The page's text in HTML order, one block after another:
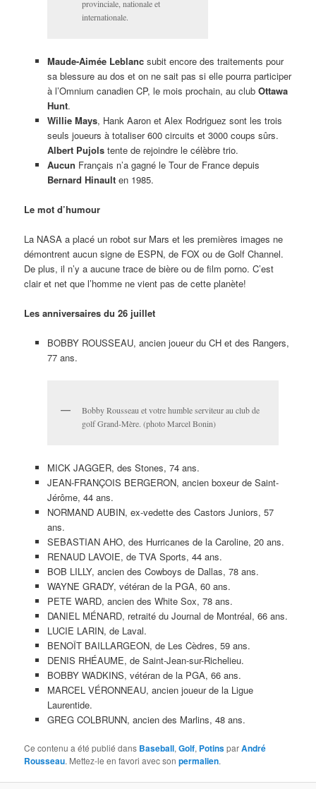
provinciale, nationale et
internationale.
Maude-Aimée Leblancsubit encore des traitements pour
sa blessure au dos et on ne sait pas si elle pourra participer
à l’Omnium canadien CP, le mois prochain, au club Ottawa
Hunt.
Willie Mays, Hank Aaron et Alex Rodriguez sont les trois
seuls joueurs à totaliser 600 circuits et 3000 coups sûrs.
Albert Pujolstente de rejoindre le célèbre trio.
Aucun Français n’a gagné le Tour de France depuis
Bernard Hinaulten 1985.
Le mot d’humour
La NASA a placé un robot sur Mars et les premières images ne
démontrent aucun signe de ESPN, de FOX ou de Golf Channel.
De plus, il n’y a aucune trace de bière ou de film porno. C’est
clair et net que l’homme ne vient pas de cette planète!
Les anniversaires du 26 juillet
BOBBY ROUSSEAU, ancien joueur du CH et des Rangers,
77 ans.
Bobby Rousseau et votre humble serviteur au club de
golf Grand-Mère. (photo Marcel Bonin)
MICK JAGGER, des Stones, 74 ans.
JEAN-FRANÇOIS BERGERON, ancien boxeur de Saint-
Jérôme, 44 ans.
NORMAND AUBIN, ex-vedette des Castors Juniors, 57
ans.
SEBASTIAN AHO, des Hurricanes de la Caroline, 20 ans.
RENAUD LAVOIE, de TVA Sports, 44 ans.
BOB LILLY, ancien des Cowboys de Dallas, 78 ans.
WAYNE GRADY, vétéran de la PGA, 60 ans.
PETE WARD, ancien des White Sox, 78 ans.
DANIEL MÉNARD, retraité du Journal de Montréal, 66 ans.
LUCIE LARIN, de Laval.
BENOÎT BAILLARGEON, de Les Cèdres, 59 ans.
DENIS RHÉAUME, de Saint-Jean-sur-Richelieu.
BOBBY WADKINS, vétéran de la PGA, 66 ans.
MARCEL VÉRONNEAU, ancien joueur de la Ligue
Laurentide.
GREG COLBRUNN, ancien des Marlins, 48 ans.
Ce contenu a été publié dans Baseball,Golf, PotinsparAndré
Rousseau. Mettez-le en favori avec sonpermalien.